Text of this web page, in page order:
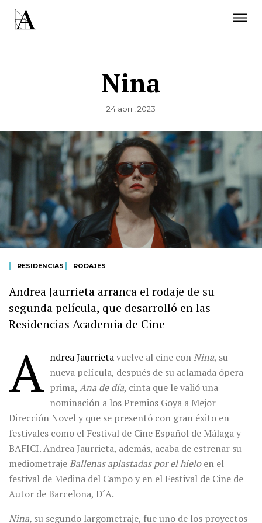
Nina
24 abril, 2023
RESIDENCIAS RODAJES
Andrea Jaurrieta arranca el rodaje de su
segunda película, que desarrolló en las
Residencias Academia de Cine
A ndrea Jaurrietavuelve al cine conNina, su
nueva película, después de su aclamada ópera
prima, Ana de día, cinta que le valió una
nominación a los Premios Goya a Mejor
Dirección Novel y que se presentó con gran éxito en
festivales como el Festival de Cine Español de Málaga y
BAFICI. Andrea Jaurrieta, además, acaba de estrenar su
mediometrajeBallenas aplastadas por el hieloen el
festival de Medina del Campo y en el Festival de Cine de
Autor de Barcelona, D´A.
Nina, su segundo largometraje, fue uno de los proyectos
ÚNETE A LA ACADEMIA DE CINE